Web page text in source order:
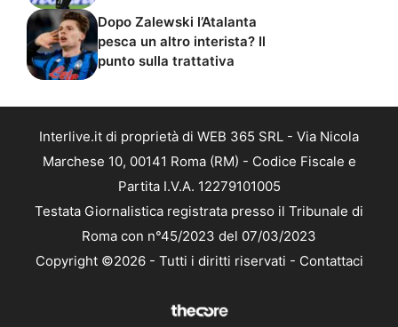
Dopo Zalewski l’Atalanta
pesca un altro interista? Il
punto sulla trattativa
Interlive.it di proprietà di WEB 365 SRL - Via Nicola
Marchese 10, 00141 Roma (RM) - Codice Fiscale e
Partita I.V.A. 12279101005
Testata Giornalistica registrata presso il Tribunale di
Roma con n°45/2023 del 07/03/2023
Copyright ©2026 - Tutti i diritti riservati - Contattaci